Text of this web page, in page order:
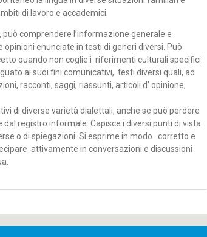
di lavoro e accademici.
può comprendere l’informazione generale e
enunciate in testi di generi diversi. Può
quando non coglie i riferimenti culturali specifici.
ai suoi fini comunicativi, testi diversi quali, ad
racconti, saggi, riassunti, articoli d’ opinione,
di diverse varietà dialettali, anche se può perdere
registro informale. Capisce i diversi punti di vista
o di spiegazioni. Si esprime in modo corretto e
attivamente in conversazioni e discussioni